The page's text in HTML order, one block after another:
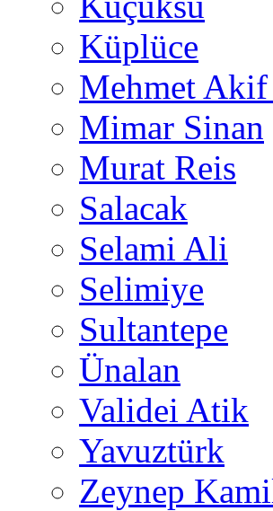
Küplüce
Mehmet
Mimar Sinan
Murat Reis
Salacak
Selami Ali
Selimiye
Sultantepe
Ünalan
Validei Atik
Yavuztürk
Zeynep